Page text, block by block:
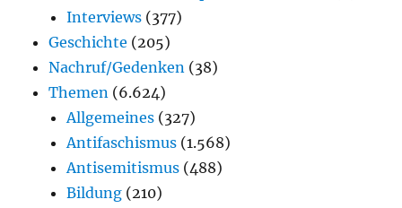
Interviews (377)
Geschichte (205)
Nachruf/Gedenken (38)
Themen (6.624)
Allgemeines (327)
Antifaschismus (1.568)
Antisemitismus (488)
Bildung (210)